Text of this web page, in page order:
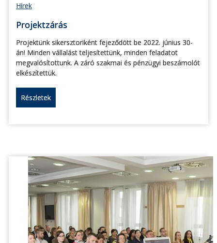
Hírek
Projektzárás
Projektünk sikersztoriként fejeződött be 2022. június 30-
án! Minden vállalást teljesítettünk, minden feladatot
megvalósítottunk. A záró szakmai és pénzügyi beszámolót
elkészítettük.
Részletek